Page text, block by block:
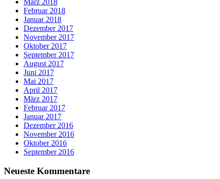
März 2018
Februar 2018
Januar 2018
Dezember 2017
November 2017
Oktober 2017
September 2017
August 2017
Juni 2017
Mai 2017
April 2017
März 2017
Februar 2017
Januar 2017
Dezember 2016
November 2016
Oktober 2016
September 2016
Neueste Kommentare